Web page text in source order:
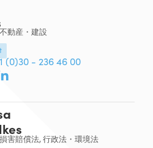
動産・建設
(0)30 - 236 46 00
害賠償法, 行政法・環境法